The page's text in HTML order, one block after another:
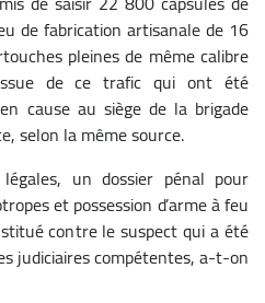
de fabrication artisanale de 16
pleines de même calibre
de ce trafic qui ont été
cause au siège de la brigade
selon la même source.
un dossier pénal pour
et possession d’arme à feu
contre le suspect qui a été
judiciaires compétentes, a-t-on